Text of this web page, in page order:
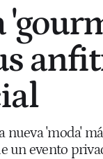
'moda'
un evento